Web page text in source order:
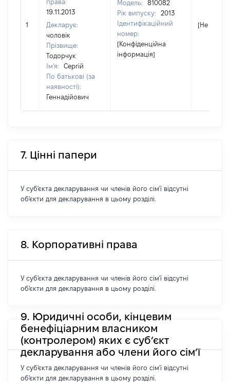
1
права:
19.11.2013
Декларує:
чоловік
Прізвище:
Тодорчук
Ім'я:
Сергій
По батькові (за
наявності):
Геннадійович
Модель:
810082
Рік випуску:
2013
Ідентифікаційний
номер:
[Конфіденційна
інформація]
[Не
7. Цінні папери
У суб'єкта декларування чи членів його сім'ї відсутні
об'єкти для декларування в цьому розділі.
8. Корпоративні права
У суб'єкта декларування чи членів його сім'ї відсутні
об'єкти для декларування в цьому розділі.
9. Юридичні особи, кінцевим
бенефіціарним власником
(контролером) яких є суб’єкт
декларування або члени його сім’ї
У суб'єкта декларування чи членів його сім'ї відсутні
об'єкти для декларування в цьому розділі.